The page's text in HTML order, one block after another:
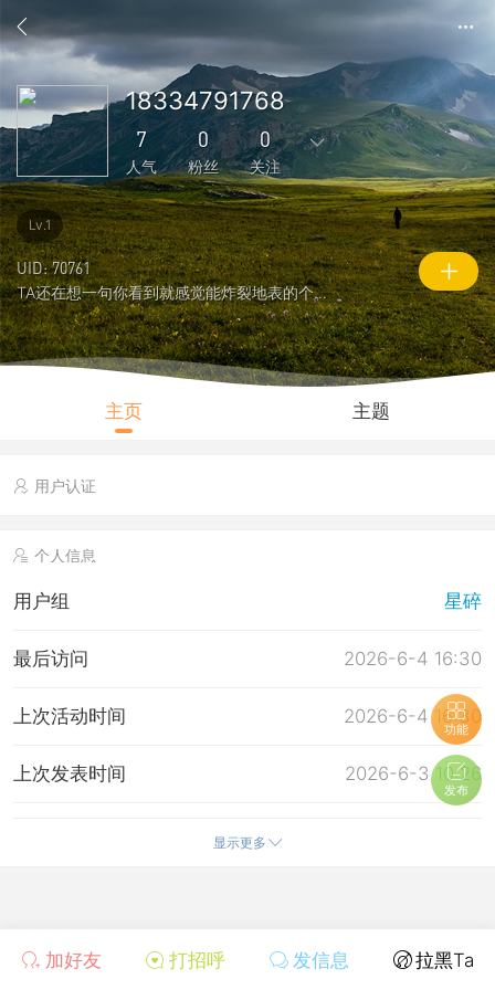
加好友 打招呼 发信息 拉黑Ta
18334791768
7
人气
0
粉丝
0
关注
0
主题
11
回复
0
好友
0
粉丝
0
关注
0
说说
7
人气
89
积分
Lv.1
UID: 70761
TA还在想一句你看到就感觉能炸裂地表的个性签名
主页 主题
用户认证
个人信息
用户组 星碎
2026-6-4 16:30
最后访问
2026-6-4 16:30
上次活动时间
2026-6-3 10:26
上次发表时间
显示更多
功能
发布